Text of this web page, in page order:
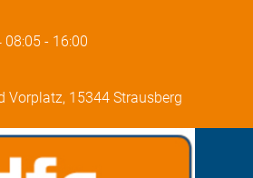
08:05 - 16:00
Vorplatz, 15344 Strausberg